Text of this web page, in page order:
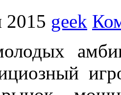
2015 geek